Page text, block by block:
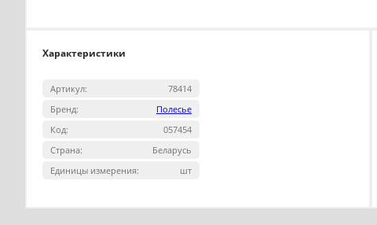
Характеристики
Артикул:
78414
Бренд:
Полесье
Код:
057454
Страна:
Беларусь
Единицы измерения:
шт